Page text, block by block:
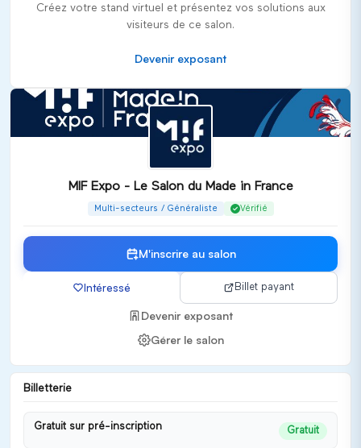
MIF Expo - Le Salon du Made in France
Multi-secteurs / Généraliste Vérifié
M'inscrire au salon
Intéressé Billet payant
Devenir exposant
Gérer le salon
Billetterie
Gratuit sur pré-inscription Gratuit
Créez votre stand virtuel et présentez vos solutions aux
visiteurs de ce salon.
Devenir exposant